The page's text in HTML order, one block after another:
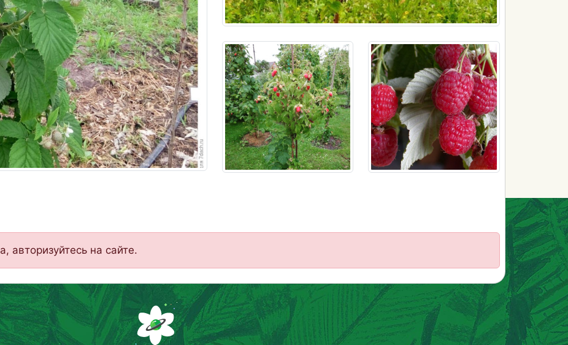
авторизуйтесь на сайте.